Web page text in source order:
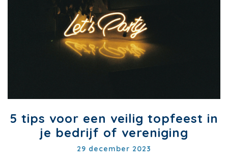
5 tips voor een veilig topfeest in
je bedrijf of vereniging
29 december 2023